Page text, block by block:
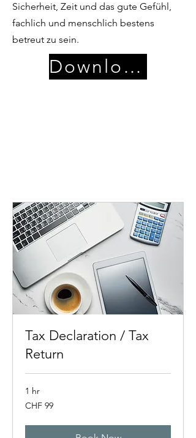
Sicherheit, Zeit und das gute Gefühl,
fachlich und menschlich bestens
betreut zu sein.
Download
Tax Declaration / Tax
Return
1 hr
99
Swiss
CHF 99